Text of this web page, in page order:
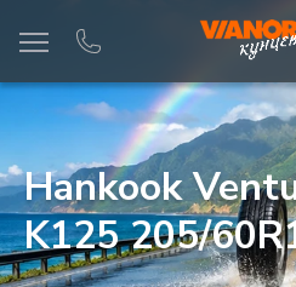
Hankook
K125 205/
Информация Фото